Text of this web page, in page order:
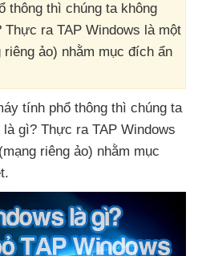
thông thì chúng ta không
Thực ra TAP Windows là một
ảo) nhằm mục đích ẩn
tính phổ thông thì chúng ta
là gì? Thực ra TAP Windows
riêng ảo) nhằm mục